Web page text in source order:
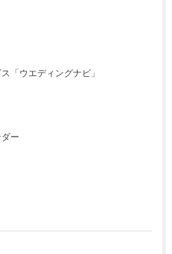
「ウエディングナビ」
ー